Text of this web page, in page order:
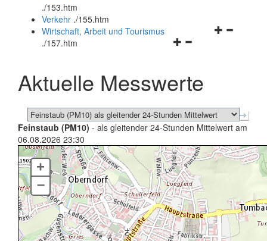
und
schließen
./153.htm
Verkehr ./155.htm
Navigationsmenü
schließen
Wirtschaft, Arbeit und Tourismus
./157.htm
Aktuelle Messwerte
Feinstaub (PM10) - als gleitender 24-Stunden Mittelwert am
06.08.2026 23:30
+
–